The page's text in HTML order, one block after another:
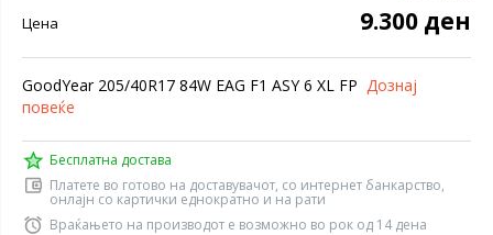
Цена 9.300 ден
GoodYear 205/40R17 84W EAG F1 ASY 6 XL FP Дознај
повеќе
Бесплатна достава
Платете во готово на доставувачот, со интернет банкарство,
онлајн со картички еднократно и на рати
Враќањето на производот е возможно во рок од 14 дена